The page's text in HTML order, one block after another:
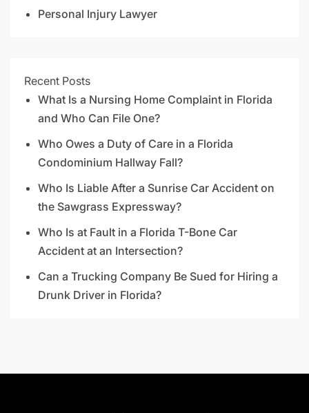
Personal Injury Lawyer
Recent Posts
What Is a Nursing Home Complaint in Florida
and Who Can File One?
Who Owes a Duty of Care in a Florida
Condominium Hallway Fall?
Who Is Liable After a Sunrise Car Accident on
the Sawgrass Expressway?
Who Is at Fault in a Florida T-Bone Car
Accident at an Intersection?
Can a Trucking Company Be Sued for Hiring a
Drunk Driver in Florida?